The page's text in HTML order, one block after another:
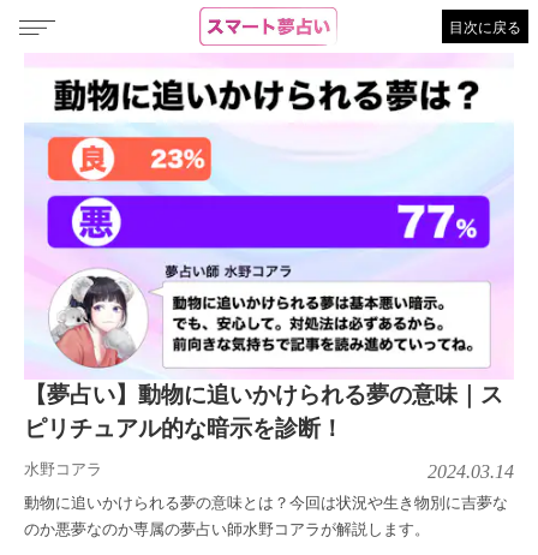
目次に戻る
【夢占い】動物に追いかけられる夢の意味｜ス
ピリチュアル的な暗示を診断！
水野コアラ 2024.03.14
動物に追いかけられる夢の意味とは？今回は状況や生き物別に吉夢な
のか悪夢なのか専属の夢占い師水野コアラが解説します。